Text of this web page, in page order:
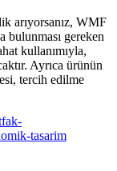
arıyorsanız, WMF
bulunması gereken
kullanımıyla,
Ayrıca ürünün
tercih edilme
tasarim